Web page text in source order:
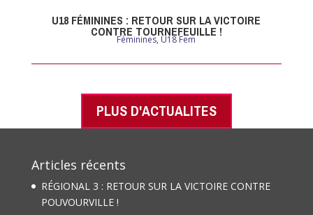
U18 FÉMININES : RETOUR SUR LA VICTOIRE
CONTRE TOURNEFEUILLE !
Féminines,U18 Fem
PLUS D'ACTUALITES
Articles récents
RÉGIONAL 3 : RETOUR SUR LA VICTOIRE CONTRE
POUVOURVILLE !